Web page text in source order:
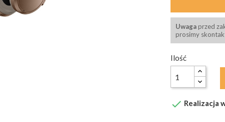
Uwagaprzed
prosimy
Ilość
 Realizacja